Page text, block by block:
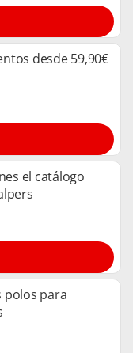
desde 59,90€
el catálogo
polos para